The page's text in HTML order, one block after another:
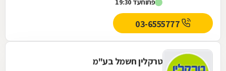
תלייה,...
פתוחעד 19:30
טרקלין חשמל בע"מ